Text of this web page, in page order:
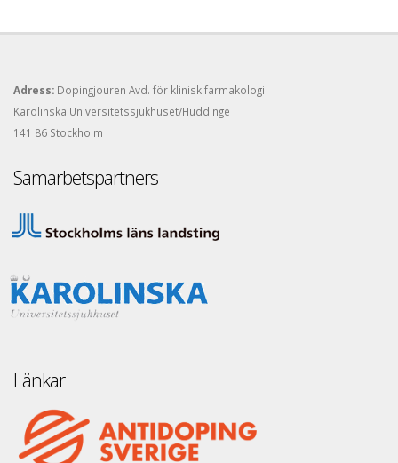
Adress: Dopingjouren Avd. för klinisk farmakologi
Karolinska Universitetssjukhuset/Huddinge
141 86 Stockholm
Samarbetspartners
Länkar